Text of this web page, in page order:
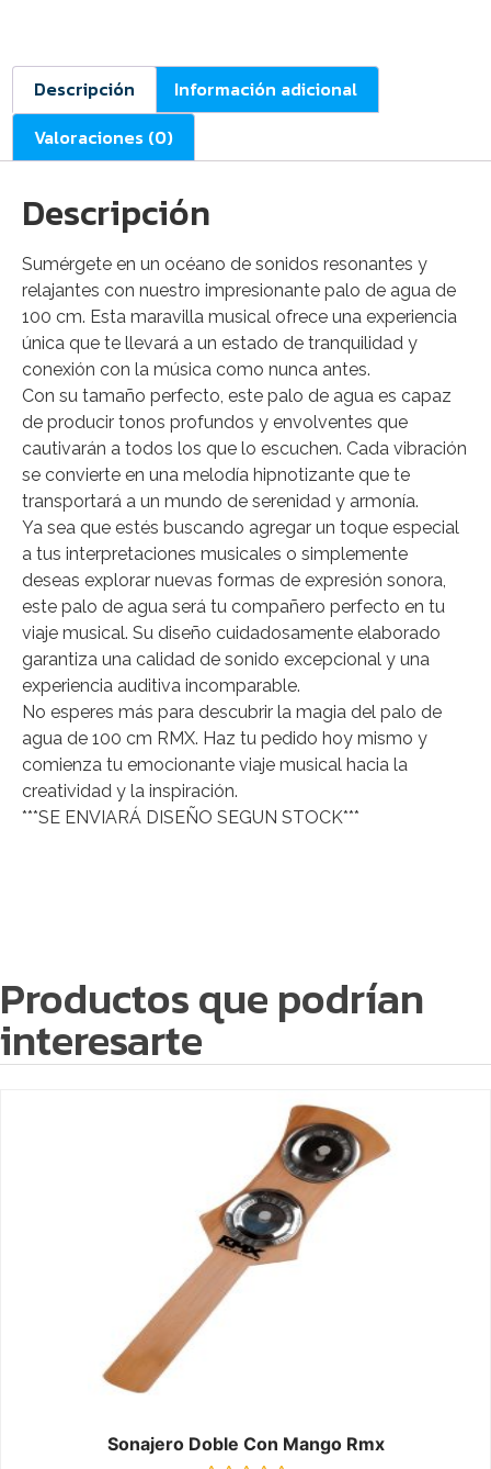
Descripción
Información adicional
Valoraciones (0)
Descripción
Sumérgete en un océano de sonidos resonantes y
relajantes con nuestro impresionante palo de agua de
100 cm. Esta maravilla musical ofrece una experiencia
única que te llevará a un estado de tranquilidad y
conexión con la música como nunca antes.
Con su tamaño perfecto, este palo de agua es capaz
de producir tonos profundos y envolventes que
cautivarán a todos los que lo escuchen. Cada vibración
se convierte en una melodía hipnotizante que te
transportará a un mundo de serenidad y armonía.
Ya sea que estés buscando agregar un toque especial
a tus interpretaciones musicales o simplemente
deseas explorar nuevas formas de expresión sonora,
este palo de agua será tu compañero perfecto en tu
viaje musical. Su diseño cuidadosamente elaborado
garantiza una calidad de sonido excepcional y una
experiencia auditiva incomparable.
No esperes más para descubrir la magia del palo de
agua de 100 cm RMX. Haz tu pedido hoy mismo y
comienza tu emocionante viaje musical hacia la
creatividad y la inspiración.
***SE ENVIARÁ DISEÑO SEGUN STOCK***
Productos que podrían
interesarte
Sonajero Doble Con Mango Rmx